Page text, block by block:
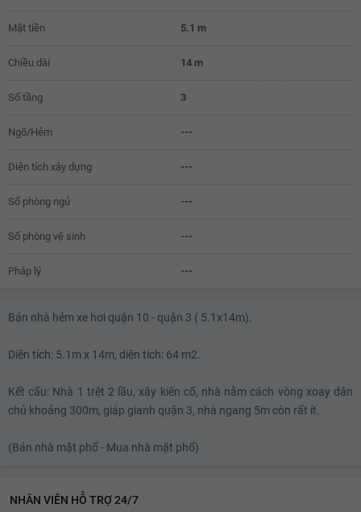
11.64 tỷ
11.66 tỷ
11.76 tỷ
11.82 tỷ
11.84 tỷ
11.86 tỷ
11.88 tỷ
Mặt tiền 5.1 m
Chiều dài 14 m
Số tầng 3
Ngõ/Hẻm ---
Diện tích xây dựng ---
Số phòng ngủ ---
Số phòng vệ sinh ---
Pháp lý ---
Bán nhà hẻm xe hơi quận 10 - quận 3 ( 5.1x14m).
Diện tích: 5.1m x 14m, diện tích: 64 m2.
Kết cấu: Nhà 1 trệt 2 lầu, xây kiên cố, nhà nằm cách vòng xoay dân
chủ khoảng 300m, giáp gianh quận 3, nhà ngang 5m còn rất ít.
(Bán nhà mặt phố - Mua nhà mặt phố)
NHÂN VIÊN HỖ TRỢ 24/7